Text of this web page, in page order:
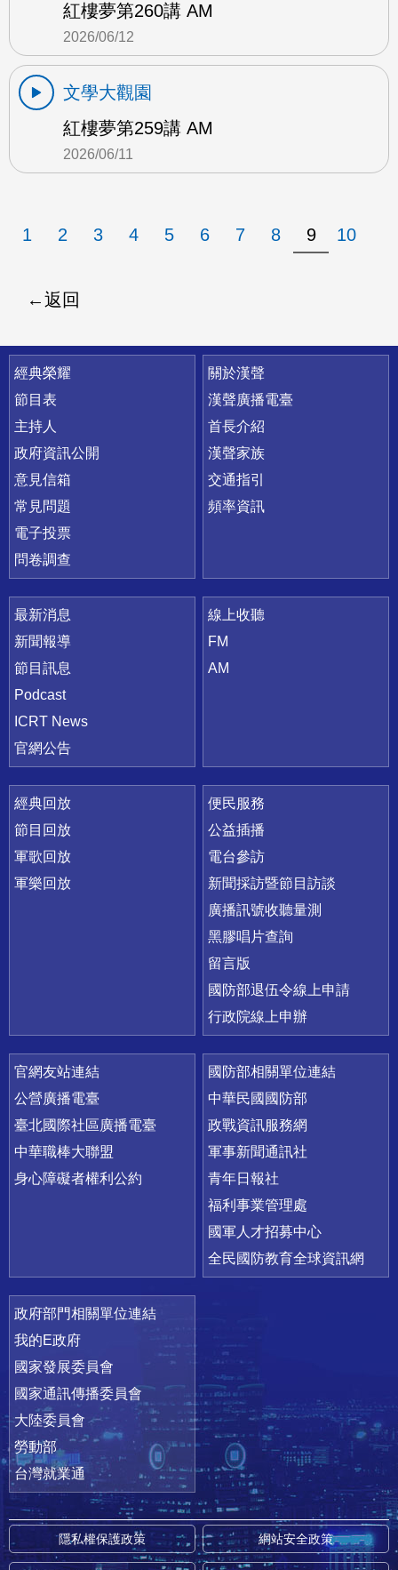
紅樓夢第260講 AM
2026/06/12
文學大觀園
紅樓夢第259講 AM
2026/06/11
1 2 3 4 5 6 7 8 9 10
返回
快速連結
經典榮耀
節目表
主持人
政府資訊公開
意見信箱
常見問題
電子投票
問卷調查
關於漢聲
漢聲廣播電臺
首長介紹
漢聲家族
交通指引
頻率資訊
最新消息
新聞報導
節目訊息
Podcast
ICRT News
官網公告
線上收聽
FM
AM
經典回放
節目回放
軍歌回放
軍樂回放
便民服務
公益插播
電台參訪
新聞採訪暨節目訪談
廣播訊號收聽量測
黑膠唱片查詢
留言版
國防部退伍令線上申請
行政院線上申辦
官網友站連結
公營廣播電臺
臺北國際社區廣播電臺
中華職棒大聯盟
身心障礙者權利公約
國防部相關單位連結
中華民國國防部
政戰資訊服務網
軍事新聞通訊社
青年日報社
福利事業管理處
國軍人才招募中心
全民國防教育全球資訊網
政府部門相關單位連結
我的E政府
國家發展委員會
國家通訊傳播委員會
大陸委員會
勞動部
台灣就業通
隱私權保護政策 網站安全政策